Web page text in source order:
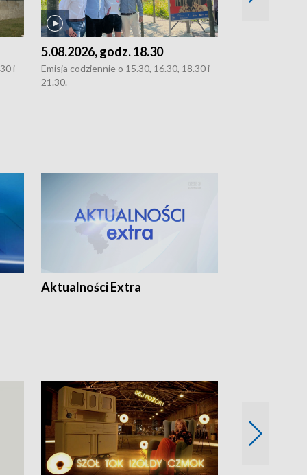
i
5.08.2026, godz. 18.30
Emisja codziennie o 15.30, 16.30, 18.30 i
21.30.
Aktualności Extra